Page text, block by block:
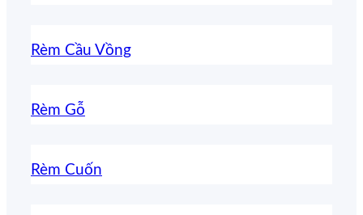
Rèm Cầu Vồng
Rèm Gỗ
Rèm Cuốn